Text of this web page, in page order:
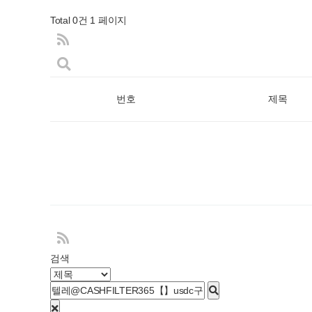
Total 0건 1 페이지
번호 제목
검색